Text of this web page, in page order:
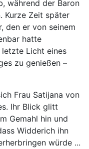
während der Baron
Kurze Zeit später
den er von seinem
hatte
Licht eines
zu genießen –
Frau Satijana von
Ihr Blick glitt
Gemahl hin und
Widderich ihn
würde ...